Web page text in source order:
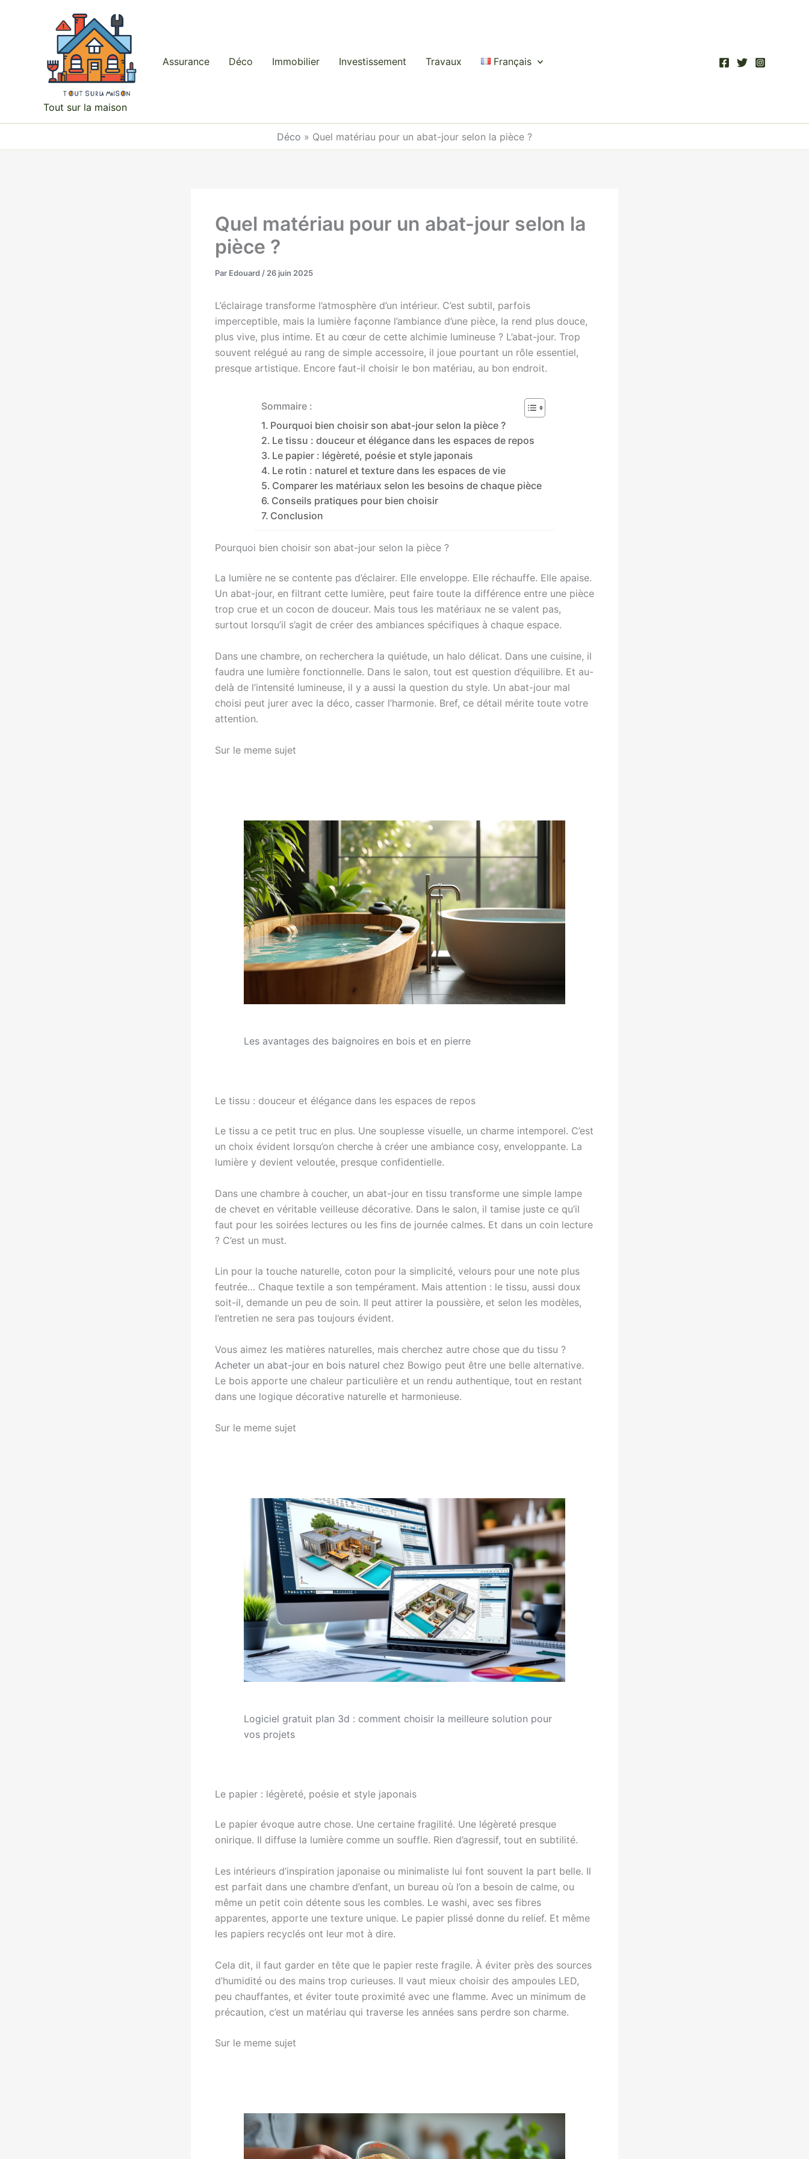
Tout sur la maison
Assurance Déco Immobilier Investissement Travaux Français
Déco » Quel matériau pour un abat-jour selon la pièce ?
Quel matériau pour un abat-jour selon la
pièce ?
Par Edouard / 26 juin 2025
L’éclairage transforme l’atmosphère d’un intérieur. C’est subtil, parfois
imperceptible, mais la lumière façonne l’ambiance d’une pièce, la rend plus douce,
plus vive, plus intime. Et au cœur de cette alchimie lumineuse ? L’abat-jour. Trop
souvent relégué au rang de simple accessoire, il joue pourtant un rôle essentiel,
presque artistique. Encore faut-il choisir le bon matériau, au bon endroit.
Sommaire :
Pourquoi bien choisir son abat-jour selon la pièce ?
Le tissu : douceur et élégance dans les espaces de repos
Le papier : légèreté, poésie et style japonais
Le rotin : naturel et texture dans les espaces de vie
Comparer les matériaux selon les besoins de chaque pièce
Conseils pratiques pour bien choisir
Conclusion
Pourquoi bien choisir son abat-jour selon la pièce ?
La lumière ne se contente pas d’éclairer. Elle enveloppe. Elle réchauffe. Elle apaise.
Un abat-jour, en filtrant cette lumière, peut faire toute la différence entre une pièce
trop crue et un cocon de douceur. Mais tous les matériaux ne se valent pas,
surtout lorsqu’il s’agit de créer des ambiances spécifiques à chaque espace.
Dans une chambre, on recherchera la quiétude, un halo délicat. Dans une cuisine, il
faudra une lumière fonctionnelle. Dans le salon, tout est question d’équilibre. Et au-
delà de l’intensité lumineuse, il y a aussi la question du style. Un abat-jour mal
choisi peut jurer avec la déco, casser l’harmonie. Bref, ce détail mérite toute votre
attention.
Sur le meme sujet
Les avantages des baignoires en bois et en pierre
Le tissu : douceur et élégance dans les espaces de repos
Le tissu a ce petit truc en plus. Une souplesse visuelle, un charme intemporel. C’est
un choix évident lorsqu’on cherche à créer une ambiance cosy, enveloppante. La
lumière y devient veloutée, presque confidentielle.
Dans une chambre à coucher, un abat-jour en tissu transforme une simple lampe
de chevet en véritable veilleuse décorative. Dans le salon, il tamise juste ce qu’il
faut pour les soirées lectures ou les fins de journée calmes. Et dans un coin lecture
? C’est un must.
Lin pour la touche naturelle, coton pour la simplicité, velours pour une note plus
feutrée… Chaque textile a son tempérament. Mais attention : le tissu, aussi doux
soit-il, demande un peu de soin. Il peut attirer la poussière, et selon les modèles,
l’entretien ne sera pas toujours évident.
Vous aimez les matières naturelles, mais cherchez autre chose que du tissu ?
Acheter un abat-jour en bois naturel chez Bowigo peut être une belle alternative.
Le bois apporte une chaleur particulière et un rendu authentique, tout en restant
dans une logique décorative naturelle et harmonieuse.
Sur le meme sujet
Logiciel gratuit plan 3d : comment choisir la meilleure solution pour
vos projets
Le papier : légèreté, poésie et style japonais
Le papier évoque autre chose. Une certaine fragilité. Une légèreté presque
onirique. Il diffuse la lumière comme un souffle. Rien d’agressif, tout en subtilité.
Les intérieurs d’inspiration japonaise ou minimaliste lui font souvent la part belle. Il
est parfait dans une chambre d’enfant, un bureau où l’on a besoin de calme, ou
même un petit coin détente sous les combles. Le washi, avec ses fibres
apparentes, apporte une texture unique. Le papier plissé donne du relief. Et même
les papiers recyclés ont leur mot à dire.
Cela dit, il faut garder en tête que le papier reste fragile. À éviter près des sources
d’humidité ou des mains trop curieuses. Il vaut mieux choisir des ampoules LED,
peu chauffantes, et éviter toute proximité avec une flamme. Avec un minimum de
précaution, c’est un matériau qui traverse les années sans perdre son charme.
Sur le meme sujet